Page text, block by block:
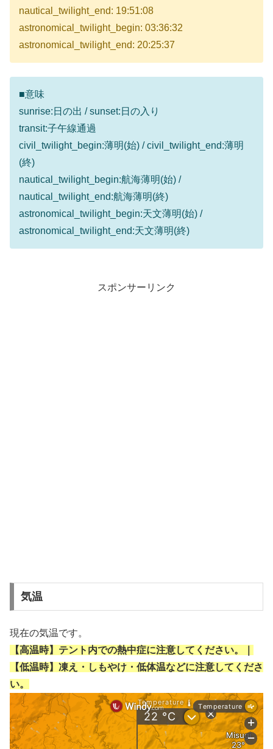
nautical_twilight_end: 19:51:08
astronomical_twilight_begin: 03:36:32
astronomical_twilight_end: 20:25:37
■意味
sunrise:日の出 / sunset:日の入り
transit:子午線通過
civil_twilight_begin:薄明(始) / civil_twilight_end:薄明
(終)
nautical_twilight_begin:航海薄明(始) /
nautical_twilight_end:航海薄明(終)
astronomical_twilight_begin:天文薄明(始) /
astronomical_twilight_end:天文薄明(終)
スポンサーリンク
気温
現在の気温です。
【高温時】テント内での熱中症に注意してください。｜
【低温時】凍え・しもやけ・低体温などに注意してくださ
い。